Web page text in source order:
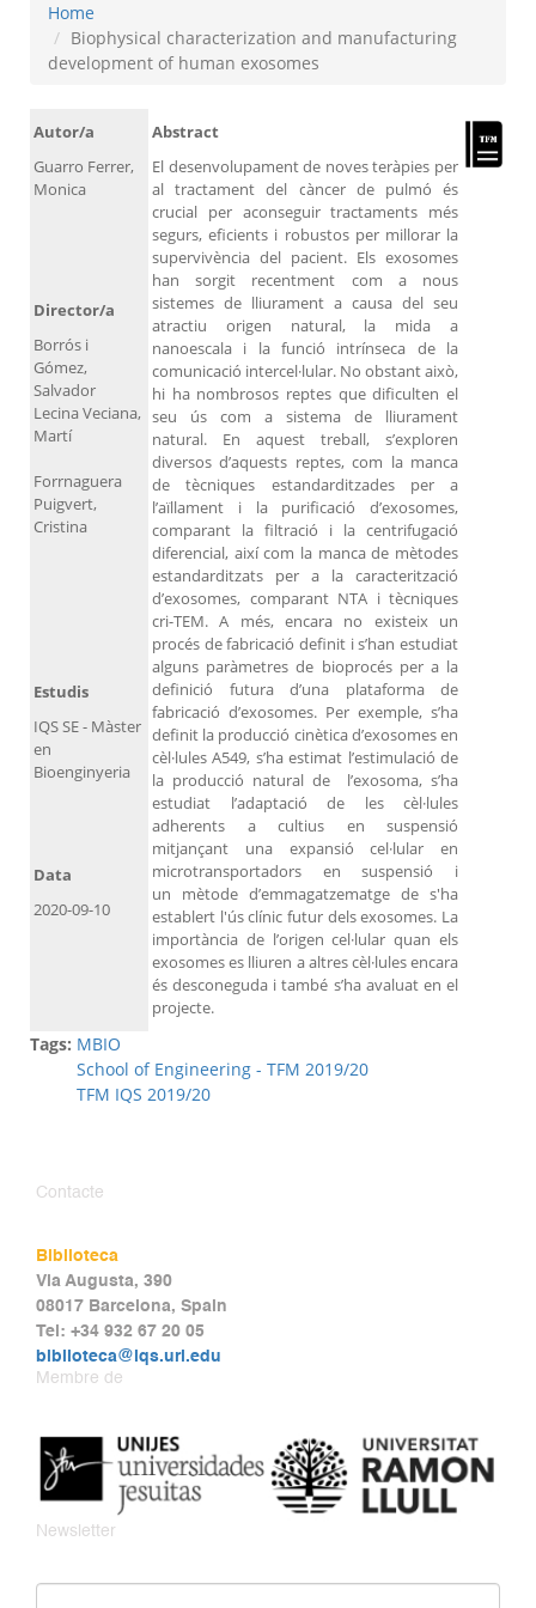
Home
Biophysical characterization and manufacturing
development of human exosomes
Autor/a
Guarro Ferrer,
Monica
Abstract
El desenvolupament de noves teràpies per
al tractament del càncer de pulmó és
crucial per aconseguir tractaments més
segurs, eficients i robustos per millorar la
supervivència del pacient. Els exosomes
han sorgit recentment com a nous
sistemes de lliurament a causa del seu
atractiu origen natural, la mida a
nanoescala i la funció intrínseca de la
comunicació intercel·lular. No obstant això,
hi ha nombrosos reptes que dificulten el
seu ús com a sistema de lliurament
natural. En aquest treball, s’exploren
diversos d’aquests reptes, com la manca
de tècniques estandarditzades per a
l’aïllament i la purificació d’exosomes,
comparant la filtració i la centrifugació
diferencial, així com la manca de mètodes
estandarditzats per a la caracterització
d’exosomes, comparant NTA i tècniques
cri-TEM. A més, encara no existeix un
procés de fabricació definit i s’han estudiat
alguns paràmetres de bioprocés per a la
definició futura d’una plataforma de
fabricació d’exosomes. Per exemple, s’ha
definit la producció cinètica d’exosomes en
cèl·lules A549, s’ha estimat l’estimulació de
la producció natural de l’exosoma, s’ha
estudiat l’adaptació de les cèl·lules
adherents a cultius en suspensió
mitjançant una expansió cel·lular en
microtransportadors en suspensió i
un mètode d’emmagatzematge de s'ha
establert l'ús clínic futur dels exosomes. La
importància de l’origen cel·lular quan els
exosomes es lliuren a altres cèl·lules encara
és desconeguda i també s’ha avaluat en el
projecte.
Director/a
Borrós i
Gómez,
Salvador
Lecina Veciana,
Martí
Forrnaguera
Puigvert,
Cristina
Estudis
IQS SE - Màster
en
Bioenginyeria
Data
2020-09-10
Tags: MBIO
School of Engineering - TFM 2019/20
TFM IQS 2019/20
Contacte
Biblioteca
Via Augusta, 390
08017 Barcelona, Spain
Tel: +34 932 67 20 05
biblioteca@iqs.url.edu
Membre de
Newsletter